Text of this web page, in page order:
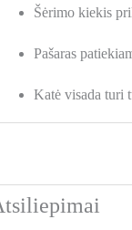
Šėrimo kiekis
Pašaras
Katė visada turi